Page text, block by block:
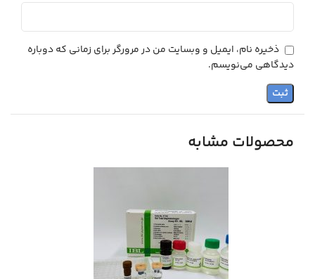
ذخیره نام، ایمیل و وبسایت من در مرورگر برای زمانی که دوباره
دیدگاهی می‌نویسم.
محصولات مشابه